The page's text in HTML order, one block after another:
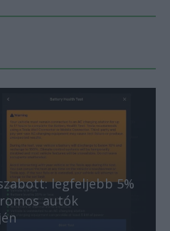
legfeljebb 5%
autók